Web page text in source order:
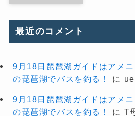
最近のコメント
9月18日琵琶湖ガイドはアメ
の琵琶湖でバスを釣る！
に
9月18日琵琶湖ガイドはアメ
の琵琶湖でバスを釣る！
に T